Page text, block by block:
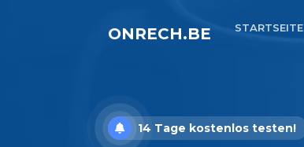
ONRECH.BE STARTSEITE
14 Tage kostenlos testen!